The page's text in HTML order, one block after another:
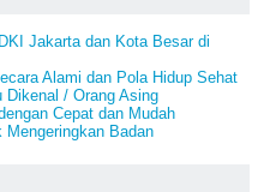
Jakarta dan Kota Besar di
Alami dan Pola Hidup Sehat
Dikenal / Orang Asing
Cepat dan Mudah
Mengeringkan Badan